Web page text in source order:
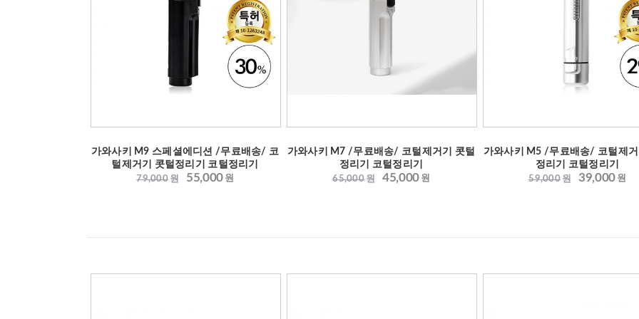
가와사키 M9 스페셜에디션 /무료배송/ 코
털제거기 콧털정리기 코털정리기
79,000 원 55,000 원
가와사키 M7 /무료배송/ 코털제거기 콧털
정리기 코털정리기
65,000 원 45,000 원
가와사키 M5 /무료배송/ 코털제
정리기 코털정리기
59,000 원 39,000 원